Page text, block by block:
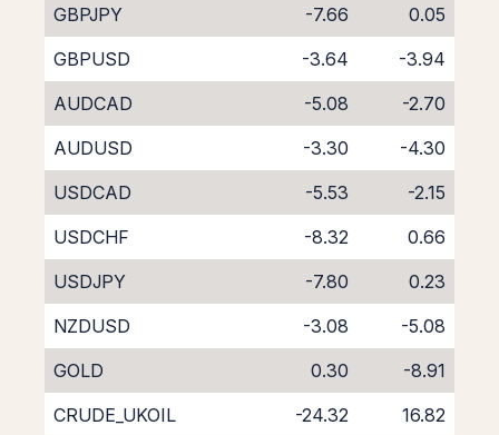
GBPJPY
-7.66
0.05
GBPUSD
-3.64
-3.94
AUDCAD
-5.08
-2.70
AUDUSD
-3.30
-4.30
USDCAD
-5.53
-2.15
USDCHF
-8.32
0.66
USDJPY
-7.80
0.23
NZDUSD
-3.08
-5.08
GOLD
0.30
-8.91
CRUDE_UKOIL
-24.32
16.82